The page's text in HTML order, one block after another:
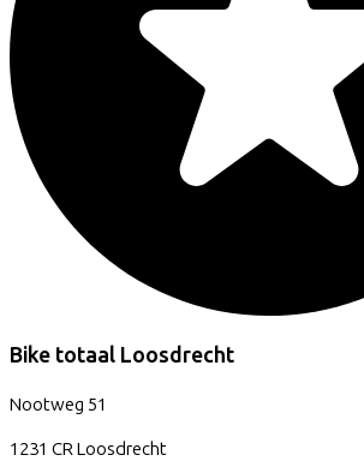
Bike totaal Loosdrecht
Nootweg 51
1231 CRLoosdrecht